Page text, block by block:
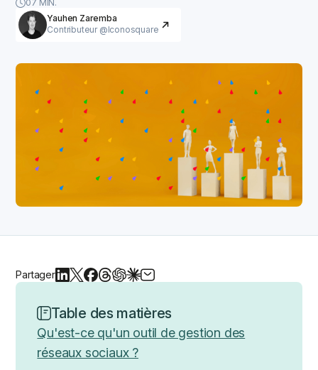
07 MIN.
Yauhen Zaremba
Contributeur @Iconosquare
Partager
Table des matières
Qu'est-ce qu'un outil de gestion des
réseaux sociaux ?